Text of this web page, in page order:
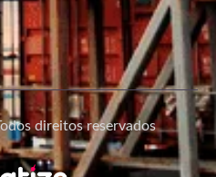
direitos reservados